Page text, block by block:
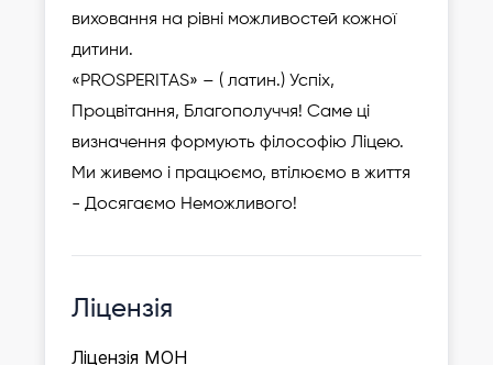
виховання на рівні можливостей кожної
дитини.
«PROSPERITAS» – ( латин.) Успіх,
Процвітання, Благополуччя! Саме ці
визначення формують філософію Ліцею.
Ми живемо і працюємо, втілюємо в життя
- Досягаємо Неможливого!
Ліцензія
Ліцензія МОН